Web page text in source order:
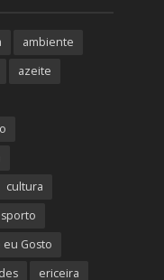
ambiente
azeite
cultura
eu Gosto
ericeira